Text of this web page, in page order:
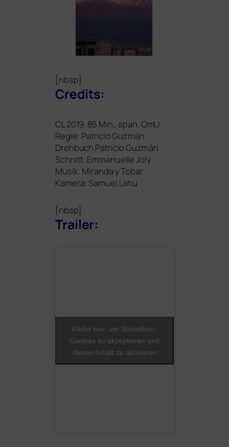
[nbsp]
Credits:
CL2019, 85 Min., span. OmU
Regie: Patricio Guzmán
Drehbuch Patricio Guzmán
Schnitt: Emmanuelle Joly
Musik: Miranda y Tobar
Kamera: Samuel Lahu
[nbsp]
Trailer:
Klicke hier, um Statistiken-
Cookies zu akzeptieren und
diesen Inhalt zu aktivieren